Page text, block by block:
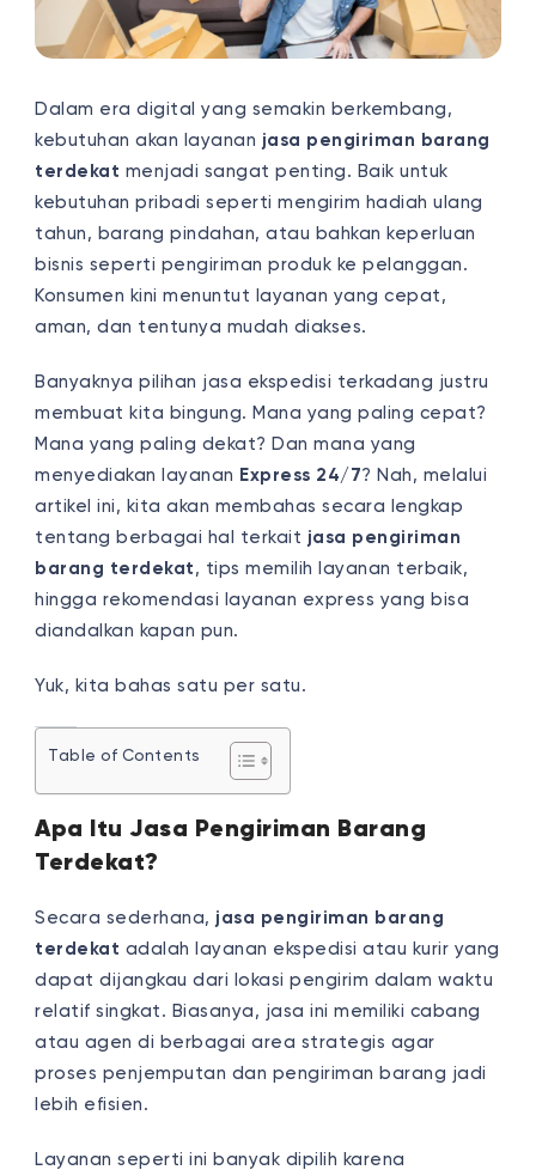
Dalam era digital yang semakin berkembang,
kebutuhan akan layanan jasa pengiriman barang
terdekat menjadi sangat penting. Baik untuk
kebutuhan pribadi seperti mengirim hadiah ulang
tahun, barang pindahan, atau bahkan keperluan
bisnis seperti pengiriman produk ke pelanggan.
Konsumen kini menuntut layanan yang cepat,
aman, dan tentunya mudah diakses.
Banyaknya pilihan jasa ekspedisi terkadang justru
membuat kita bingung. Mana yang paling cepat?
Mana yang paling dekat? Dan mana yang
menyediakan layanan Express 24/7? Nah, melalui
artikel ini, kita akan membahas secara lengkap
tentang berbagai hal terkait jasa pengiriman
barang terdekat , tips memilih layanan terbaik,
hingga rekomendasi layanan express yang bisa
diandalkan kapan pun.
Yuk, kita bahas satu per satu.
Table of Contents
Apa Itu Jasa Pengiriman Barang
Terdekat?
Secara sederhana, jasa pengiriman barang
terdekat adalah layanan ekspedisi atau kurir yang
dapat dijangkau dari lokasi pengirim dalam waktu
relatif singkat. Biasanya, jasa ini memiliki cabang
atau agen di berbagai area strategis agar
proses penjemputan dan pengiriman barang jadi
lebih efisien.
Layanan seperti ini banyak dipilih karena